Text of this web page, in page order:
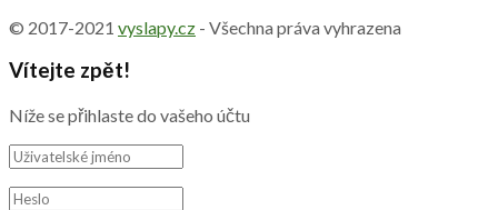
© 2017-2021 vyslapy.cz - Všechna práva vyhrazena
Vítejte zpět!
Níže se přihlaste do vašeho účtu